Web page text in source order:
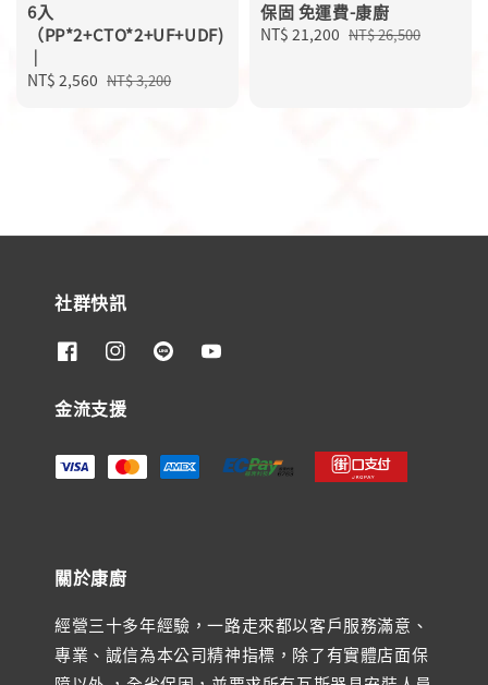
6入
（PP*2+CTO*2+UF+UDF)
｜
Sale
NT$ 2,560 Regular
NT$ 3,200
保固 免運費-康廚
Sale
NT$ 21,200 Regular
NT$ 26,500
社群快訊
金流支援
關於康廚
經營三十多年經驗，一路走來都以客戶服務滿意、
專業、誠信為本公司精神指標，除了有實體店面保